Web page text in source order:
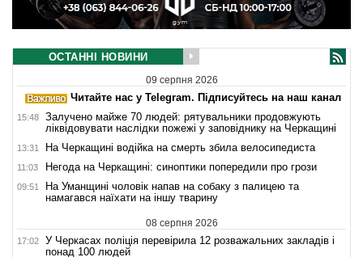
ОСТАННІ НОВИНИ
09 серпня 2026
Читайте нас у Telegram. Підписуйтесь на наш канал
15:48
Залучено майже 70 людей: рятувальники продовжують
ліквідовувати наслідки пожежі у заповіднику на Черкащині
13:31 На Черкащині водійка на смерть збила велосипедиста
11:03 Негода на Черкащині: синоптики попередили про грози
09:51
На Уманщині чоловік напав на собаку з палицею та
намагався наїхати на іншу тварину
08 серпня 2026
17:02
У Черкасах поліція перевірила 12 розважальних закладів і
понад 100 людей